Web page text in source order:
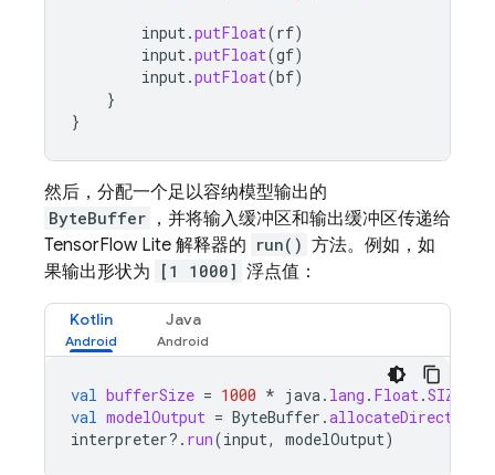
input.putFloat(rf)
input.putFloat(gf)
input.putFloat(bf)
}
}
然后，分配一个足以容纳模型输出的
ByteBuffer ，并将输入缓冲区和输出缓冲区传递给
TensorFlow Lite 解释器的 run() 方法。例如，如
果输出形状为
[1 1000] 浮点值：
Kotlin Java
val bufferSize = 1000 * java. lang . Float.SIZE
val modelOutput = ByteBuffer .allocateDirect
interpreter?. run(input, modelOutput)